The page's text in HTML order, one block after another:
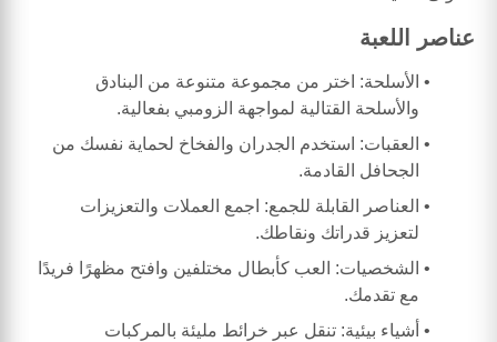
عناصر اللعبة
الأسلحة: اختر من مجموعة متنوعة من البنادق
والأسلحة القتالية لمواجهة الزومبي بفعالية.
العقبات: استخدم الجدران والفخاخ لحماية نفسك من
الجحافل القادمة.
العناصر القابلة للجمع: اجمع العملات والتعزيزات
لتعزيز قدراتك ونقاطك.
الشخصيات: العب كأبطال مختلفين وافتح مظهرًا فريدًا
مع تقدمك.
أشياء بيئية: تنقل عبر خرائط مليئة بالمركبات